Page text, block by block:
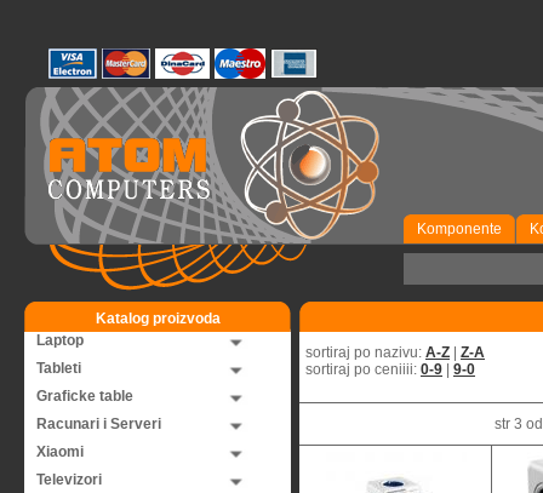
Komponente
Katalog proizvoda
Laptop
Tableti
Graficke table
Racunari i Serveri
Xiaomi
Televizori
sortiraj po nazivu: A-Z
Z-A
sortiraj po ceniiii: 0-9 9-0
str 3